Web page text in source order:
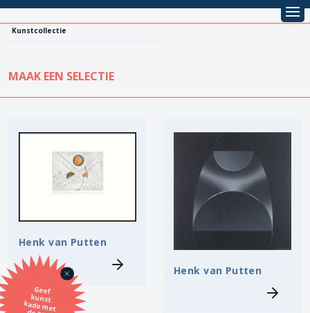
Kunstcollectie
Geef
kunst
kado met
de SBK
MAAK EEN SELECTIE
KUNSTCOLLECTIE
Vestiging
Stijl
Onderwerp
Techniek
Henk van Putten
Henk van Putten